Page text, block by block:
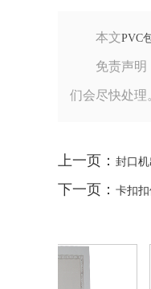
本文PVC
免责声明
们会尽快处理
上一页： 封口
下一页： 卡扣扣